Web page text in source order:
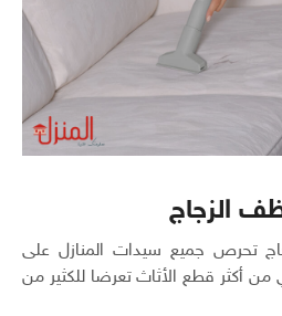
الزجاج
تحرص جميع سيدات المنازل على
أكثر قطع الأثاث تعرضا للكثير من